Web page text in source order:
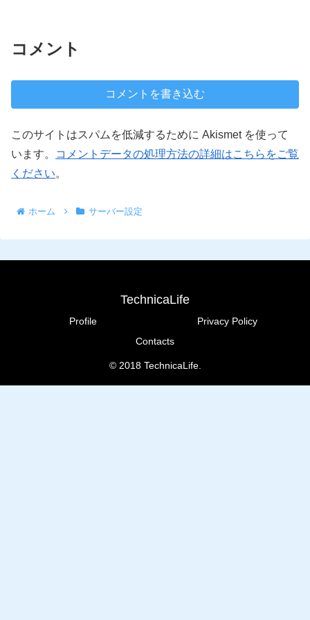
コメント
コメントを書き込む
このサイトはスパムを低減するために Akismet を使って
います。
コメントデータの処理方法の詳細はこちらをご覧
ください。
ホーム サーバー設定
TechnicaLife
Profile
Privacy Policy
Contacts
© 2018 TechnicaLife.